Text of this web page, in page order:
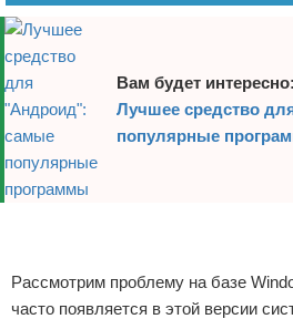
Вам будет интересно:
Лучшее средство
популярные
Рассмотрим проблему на базе
часто появляется в этой версии